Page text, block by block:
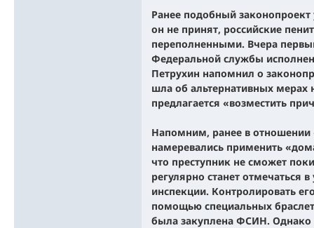
Ранее подобный
он не принят, российские
переполненными. Вчера
Федеральной службы
Петрухин напомнил о
шла об альтернативных мерах
предлагается «возместить
Напомним, ранее в отношении
намеревались применить
что преступник не сможет
регулярно станет отмечаться
инспекции. Контролировать
помощью специальных
была закуплена ФСИН.